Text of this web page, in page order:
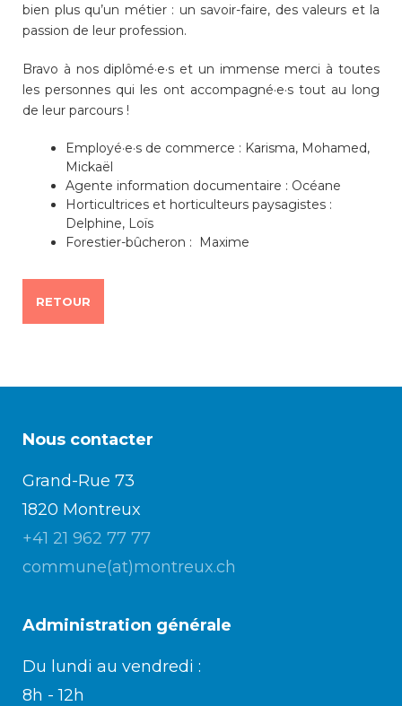
Environnement
Locations
Population
Subventions, subsides, rabais
bien plus qu’un métier : un savoir-faire, des valeurs et la
passion de leur profession.
Bravo à nos diplômé·e·s et un immense merci à toutes
les personnes qui les ont accompagné·e·s tout au long
de leur parcours !
Employé·e·s de commerce : Karisma, Mohamed,
Mickaël
Agente information documentaire : Océane
Horticultrices et horticulteurs paysagistes :
Delphine, Loïs
Forestier-bûcheron : Maxime
RETOUR
Nous contacter
Grand-Rue 73
1820 Montreux
+41 21 962 77 77
commune(at)montreux.ch
Administration générale
Du lundi au vendredi :
8h - 12h